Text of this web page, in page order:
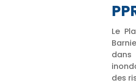
Le
des